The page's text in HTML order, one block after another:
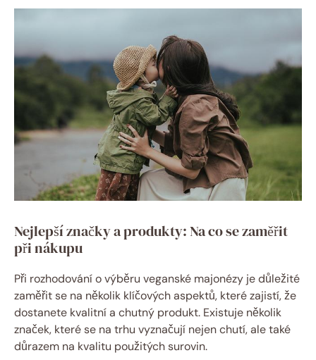
Nejlepší značky a produkty: Na co se zaměřit
při nákupu
Při rozhodování o výběru veganské majonézy je důležité
zaměřit se na několik klíčových aspektů, které zajistí, že
dostanete kvalitní a chutný produkt. Existuje několik
značek, které se na trhu vyznačují nejen chutí, ale také
důrazem na kvalitu použitých surovin.